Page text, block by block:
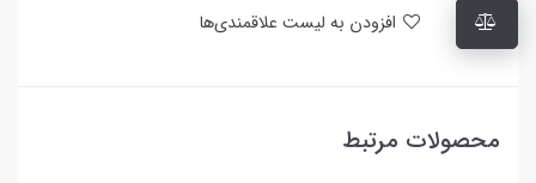
محصولات مرتبط